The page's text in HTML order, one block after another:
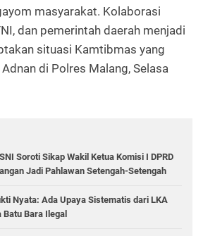
masyarakat. Kolaborasi
dan pemerintah daerah menjadi
situasi Kamtibmas yang
di Polres Malang, Selasa
Soroti Sikap Wakil Ketua Komisi I DPRD
Jadi Pahlawan Setengah-Setengah
Nyata: Ada Upaya Sistematis dari LKA
Bara Ilegal